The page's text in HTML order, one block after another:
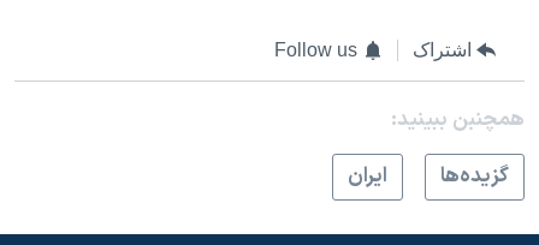
اشتراک Follow us
همچنبن ببینید:
گزيده‌ها
ايران